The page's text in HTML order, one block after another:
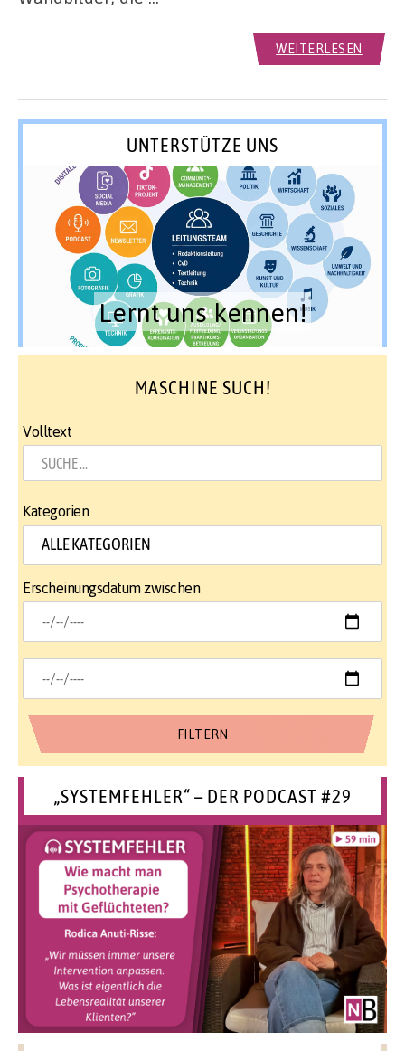
WEITERLESEN
UNTERSTÜTZE UNS
Lernt uns kennen!
MASCHINE SUCH!
Volltext
Kategorien
Erscheinungsdatum zwischen
„SYSTEMFEHLER“ – DER PODCAST #29